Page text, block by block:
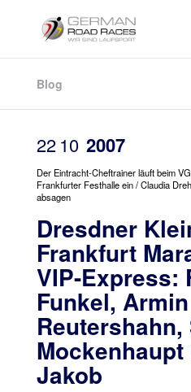
Blog
22 10 2007
Der Eintracht-Cheftrainer läuft beim
Frankfurter Festhalle ein / Claudia
absagen
Dresdner
Frankfurt
VIP-Express:
Funkel, Armin
Jakob